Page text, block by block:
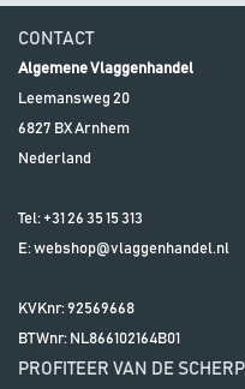
CONTACT
Algemene Vlaggenhandel
Leemansweg 20
6827 BXArnhem
Nederland
Tel: +31 26 35 15 313
E:webshop@vlaggenhandel.nl
KVKnr: 92569668
BTWnr: NL866102164B01
PROFITEER VAN DE